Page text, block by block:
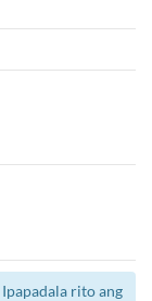
Ipapadala rito ang